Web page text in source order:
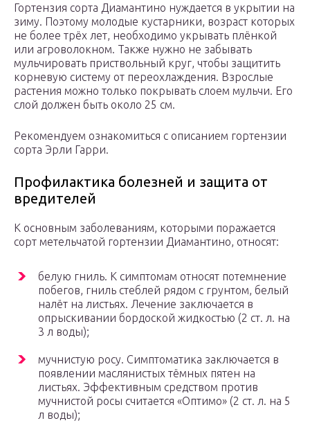
Гортензия сорта Диамантино нуждается в укрытии на
зиму. Поэтому молодые кустарники, возраст которых
не более трёх лет, необходимо укрывать плёнкой
или агроволокном. Также нужно не забывать
мульчировать приствольный круг, чтобы защитить
корневую систему от переохлаждения. Взрослые
растения можно только покрывать слоем мульчи. Его
слой должен быть около 25 см.
Рекомендуем ознакомиться с описанием гортензии
сорта Эрли Гарри.
Профилактика болезней и защита от
вредителей
К основным заболеваниям, которыми поражается
сорт метельчатой гортензии Диамантино, относят:
белую гниль. К симптомам относят потемнение
побегов, гниль стеблей рядом с грунтом, белый
налёт на листьях. Лечение заключается в
опрыскивании бордоской жидкостью (2 ст. л. на
3 л воды);
мучнистую росу. Симптоматика заключается в
появлении маслянистых тёмных пятен на
листьях. Эффективным средством против
мучнистой росы считается «Оптимо» (2 ст. л. на 5
л воды);